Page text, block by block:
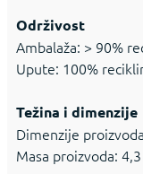
Održivost
Ambalaža: > 90%
Upute: 100%
Težina i dimenzije
Dimenzije
Masa proizvoda: